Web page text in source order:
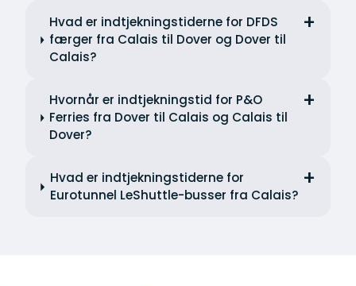
Hvad er indtjekningstiderne for DFDS
færger fra Calais til Dover og Dover til
Calais?
Hvornår er indtjekningstid for P&O
Ferries fra Dover til Calais og Calais til
Dover?
Hvad er indtjekningstiderne for
Eurotunnel LeShuttle-busser fra Calais?